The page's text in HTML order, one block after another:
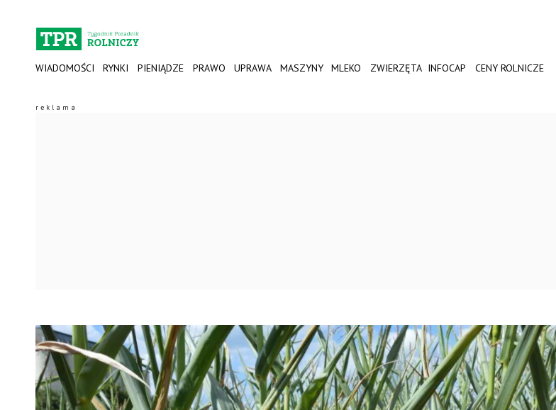
WIADOMOŚCI RYNKI PIENIĄDZE PRAWO UPRAWA MASZYNY MLEKO ZWIERZĘTA INFOCAP CENY ROLNICZE